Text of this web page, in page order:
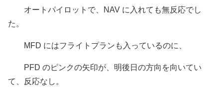
オートパイロットで、NAV に入れても無反応でし
た。
MFD にはフライトプランも入っているのに、
PFD のピンクの矢印が、明後日の方向を向いてい
て、反応なし。